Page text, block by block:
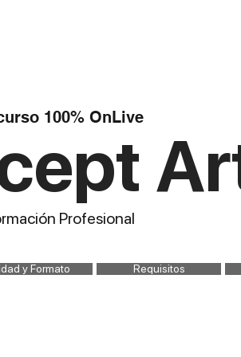
100% OnLive
Profesional
y Formato Requisitos